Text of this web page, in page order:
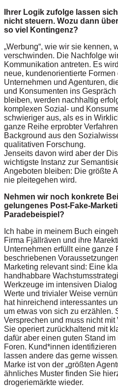
Ihrer Logik zufolge lassen
nicht steuern. Wozu dann
so viel Kontingenz?
„Werbung“, wie wir sie kennen,
verschwinden. Die Nachfolge
Kommunikation antreten. Es
neue, kundenorientierte Formen
Unternehmen und Agenturen,
und Konsumenten ins
bleiben, werden nachhaltig
komplexen Sozial- und
schwieriger aus, als es in
ganze Reihe erprobter
Background aus den
qualitativen Forschung.
Jenseits davon wird aber der
wichtigste Instanz zur
Angeboten bleiben: Die größte
nie pleitegehen wird.
Nehmen wir noch konkrete
gelungenes Post-Fake-
Paradebeispiel?
Ich habe in meinem Buch
Firma Fjällräven und ihre
Unternehmen erfüllt eine ganze
beschriebenen
Marketing relevant sind: Eine
handhabbare
Werkzeuge im intensiven
Werte und trivialer Weise
hat hinreichend interessantes
um etwas von sich zu erzählen.
Versprechen und muss nicht
Sie operiert zurückhaltend mit
dafür aber einen guten Stand
Foren. Kund*innen
lassen andere das gerne
Marke ist von der „größten
ähnliches Muster finden Sie
drogeriemärkte wieder.